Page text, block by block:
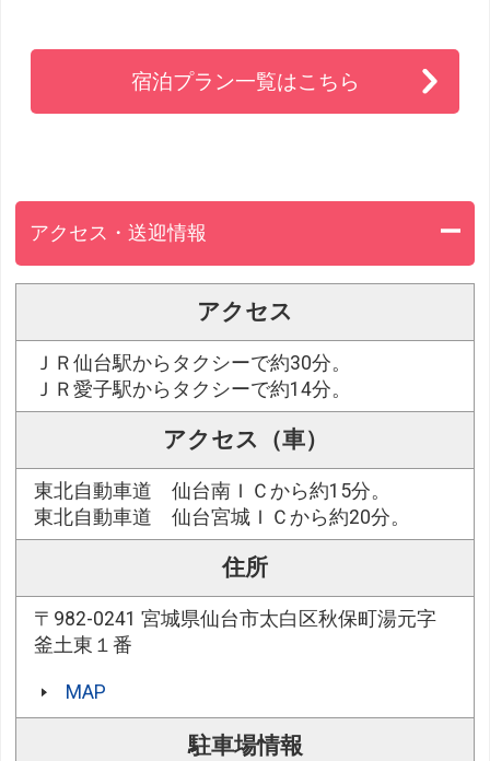
宿泊プラン一覧はこちら
アクセス・送迎情報
アクセス
ＪＲ仙台駅からタクシーで約30分。
ＪＲ愛子駅からタクシーで約14分。
アクセス（車）
東北自動車道 仙台南ＩＣから約15分。
東北自動車道 仙台宮城ＩＣから約20分。
住所
〒982-0241 宮城県仙台市太白区秋保町湯元字
釜土東１番
MAP
駐車場情報